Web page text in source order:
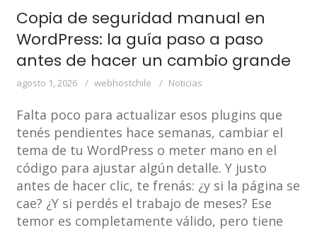
Copia de seguridad manual en
WordPress: la guía paso a paso
antes de hacer un cambio grande
agosto 1, 2026 webhostchile Noticias
Falta poco para actualizar esos plugins que
tenés pendientes hace semanas, cambiar el
tema de tu WordPress o meter mano en el
código para ajustar algún detalle. Y justo
antes de hacer clic, te frenás: ¿y si la página se
cae? ¿Y si perdés el trabajo de meses? Ese
temor es completamente válido, pero tiene